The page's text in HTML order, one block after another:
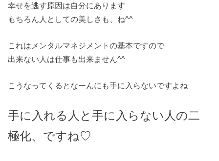
幸せを逃す原因は自分にあります
もちろん人としての美しさも、ね^^
これはメンタルマネジメントの基本ですので
出来ない人は仕事も出来ません^^
こうなってくるとなーんにも手に入らないですよね
手に入れる人と手に入らない人の二
極化、ですね♡